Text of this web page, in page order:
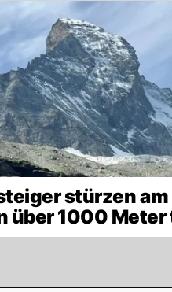
stürzen am
über 1000 Meter